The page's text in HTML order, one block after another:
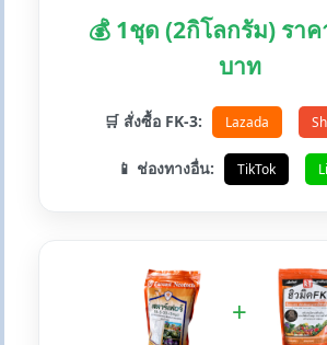
💰 1ชุด (2กิโลกรัม) ราค
บาท
🛒 สั่งซื้อ FK-3: Lazada
📱 ช่องทางอื่น: TikTok
+